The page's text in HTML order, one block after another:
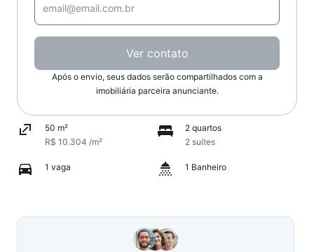
Ver contato
Após o envio, seus dados serão compartilhados com a
imobiliária parceira anunciante.
50 m²
R$ 10.304 /m²
2 quartos
2 suítes
1 vaga 1 Banheiro